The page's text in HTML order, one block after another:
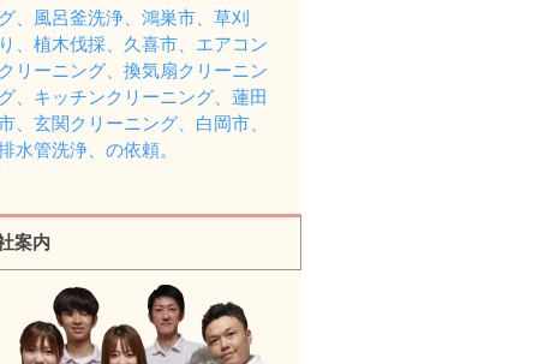
、風呂釜洗浄、鴻巣市、草刈
、植木伐採、久喜市、エアコン
リーニング、換気扇クリーニン
、キッチンクリーニング、蓮田
、玄関クリーニング、白岡市、
水管洗浄、の依頼。
案内